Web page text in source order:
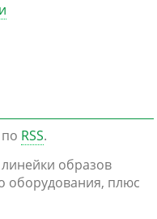
RSS.
образов
оборудования, плюс